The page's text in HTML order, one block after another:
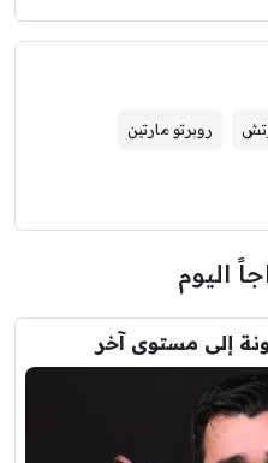
روبرتو مارتين
اليوم
إلى مستوى آخر